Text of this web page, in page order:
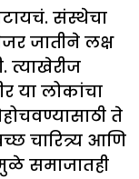
संस्थेचा
जातीने लक्ष
त्याखेरीज
या लोकांचा
ते
चारित्र्य आणि
समाजातही